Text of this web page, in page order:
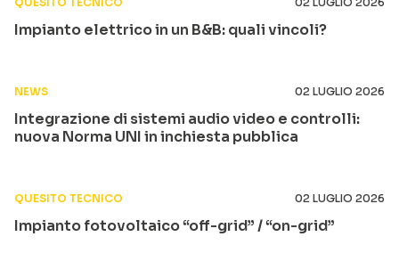
Impianto elettrico in un B&B: quali vincoli?
NEWS 02 LUGLIO 2026
Integrazione di sistemi audio video e controlli:
nuova Norma UNI in inchiesta pubblica
QUESITO TECNICO 02 LUGLIO 2026
Impianto fotovoltaico “off-grid” / “on-grid”